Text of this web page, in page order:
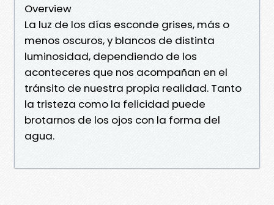
Overview
La luz de los días esconde grises, más o
menos oscuros, y blancos de distinta
luminosidad, dependiendo de los
aconteceres que nos acompañan en el
tránsito de nuestra propia realidad. Tanto
la tristeza como la felicidad puede
brotarnos de los ojos con la forma del
agua.